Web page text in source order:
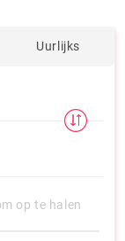
Uurlijks